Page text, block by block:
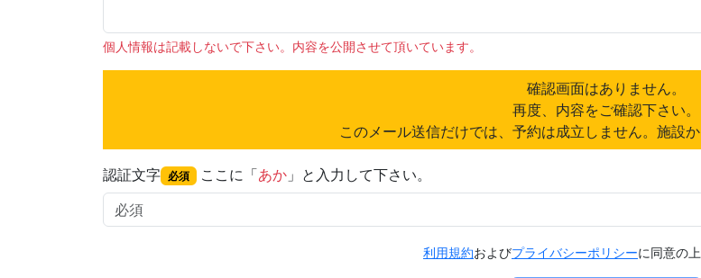
個人情報は記載しないで下さい。内容を公開させて頂いています。
確認画面はありません。
再度、内容をご確認下さい。
このメール送信だけでは、予約は成立しません。施設
認証文字 必須 ここに「あか」と入力して下さい。
利用規約およびプライバシーポリシーに同意の